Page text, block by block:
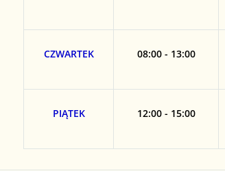
CZWARTEK 08:00 - 13:00
PIĄTEK 12:00 - 15:00